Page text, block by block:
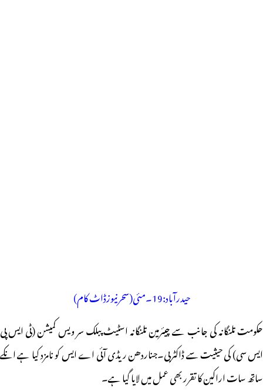
حیدرآباد:19۔مئی(سحرنیوزڈاٹ کام)
حکومت تلنگانہ کی جانب سے چیئرمین تلنگانہ اسٹیٹ پبلک سر ویس کمیشن (ٹی ایس پی
ایس سی) کی حیثیت سے ڈاکٹربی۔جناردھن ریڈی آئی اے ایس کو نامزد کیا ہے انکے
ساتھ سات اراکین کا تقرر بھی عمل میں لایا گیا ہے۔